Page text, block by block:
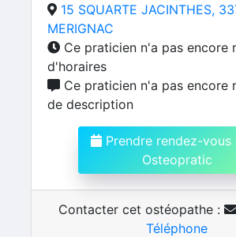
15 SQUARTE JACINTHES,
MERIGNAC
Ce praticien n'a pas encore
d'horaires
Ce praticien n'a pas encore
de description
Prendre rendez-vous
Osteopratic
Contacter cet ostéopathe :
Téléphone